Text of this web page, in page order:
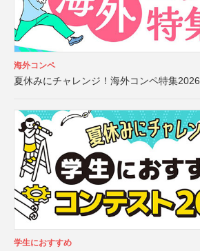
海外コンペ
夏休みにチャレンジ！海外コンペ特集2026
学生におすすめ